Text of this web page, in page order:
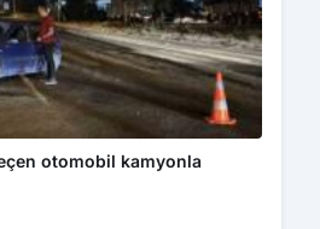
otomobil kamyonla